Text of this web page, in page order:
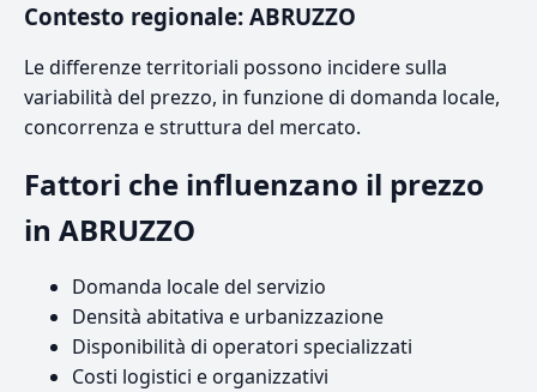
Contesto regionale: ABRUZZO
Le differenze territoriali possono incidere sulla
variabilità del prezzo, in funzione di domanda locale,
concorrenza e struttura del mercato.
Fattori che influenzano il prezzo
in ABRUZZO
Domanda locale del servizio
Densità abitativa e urbanizzazione
Disponibilità di operatori specializzati
Costi logistici e organizzativi